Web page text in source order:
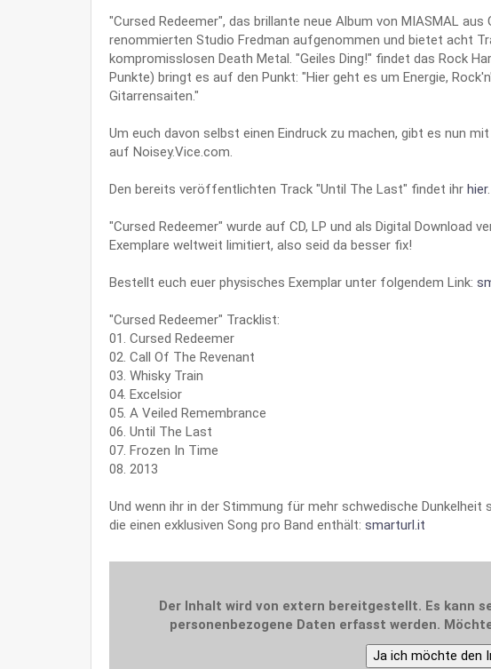
"Cursed Redeemer", das brillante neue Album von MIASMAL
renommierten Studio Fredman aufgenommen und bietet acht
kompromisslosen Death Metal. "Geiles Ding!" findet das Rock
Punkte) bringt es auf den Punkt: "Hier geht es um Energie,
Gitarrensaiten."
Um euch davon selbst einen Eindruck zu machen, gibt es nun
auf Noisey.Vice.com.
Den bereits veröffentlichten Track "Until The Last" findet ihr hier.
"Cursed Redeemer" wurde auf CD, LP und als Digital
Exemplare weltweit limitiert, also seid da besser fix!
Bestellt euch euer physisches Exemplar unter folgendem Link:
"Cursed Redeemer" Tracklist:
01. Cursed Redeemer
02. Call Of The Revenant
03. Whisky Train
04. Excelsior
05. A Veiled Remembrance
06. Until The Last
07. Frozen In Time
08. 2013
Und wenn ihr in der Stimmung für mehr schwedische Dunkelheit
die einen exklusiven Song pro Band enthält: smarturl.it
Der Inhalt wird von extern bereitgestellt. Es kann
personenbezogene Daten erfasst werden.
Ja ich möchte den